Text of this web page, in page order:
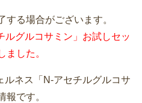
する場合がございます。
ルグルコサミン」お試しセッ
ました。
ルネス「N-アセチルグルコサ
報です。